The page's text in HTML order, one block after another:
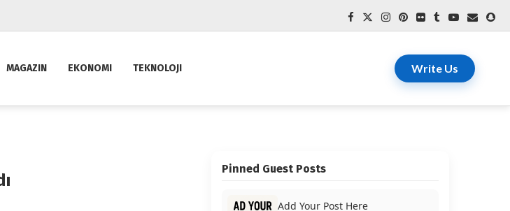
MAGAZIN EKONOMI TEKNOLOJI Write Us
Pinned Guest Posts
Add Your Post Here